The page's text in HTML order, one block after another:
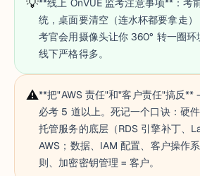
**线上 OnVUE 监考注意事项**：考
统，桌面要清空（连水杯都要拿走
考官会用摄像头让你 360° 转一圈环
线下严格得多。
⚠️**把"AWS 责任"和"客户责任"搞反**
必考 5 道以上。死记一个口诀：硬件
托管服务的底层（RDS 引擎补丁、
AWS；数据、IAM 配置、客户操作
则、加密密钥管理 = 客户。